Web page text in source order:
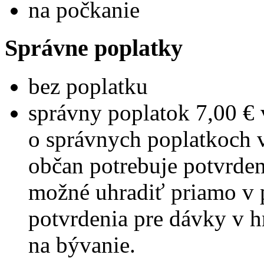
na počkanie
Správne poplatky
bez poplatku
správny poplatok 7,00 €
o správnych poplatkoch
občan potrebuje
možné uhradiť priamo v
potvrdenia pre dávky v
na bývanie.